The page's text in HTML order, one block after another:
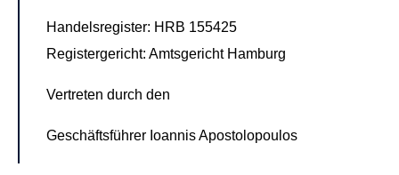
Handelsregister: HRB 155425
Registergericht: Amtsgericht Hamburg
Vertreten durch den
Geschäftsführer Ioannis Apostolopoulos